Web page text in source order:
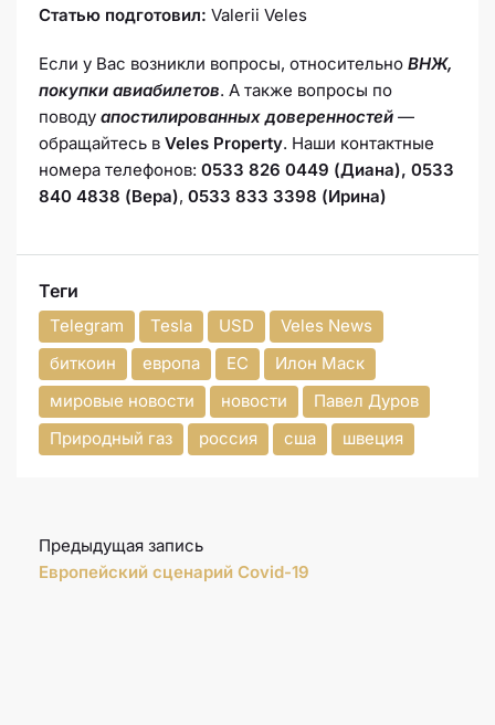
Статью подготовил: Valerii Veles
Если у Вас возникли вопросы, относительно ВНЖ,
покупки авиабилетов. А также вопросы по
поводу апостилированных доверенностей —
обращайтесь в Veles Property. Наши контактные
номера телефонов: 0533 826 0449 (Диана), 0533
840 4838 (Вера), 0533 833 3398 (Ирина)
Теги
Telegram Tesla USD
Veles News
биткоин
европа ЕС
Илон Маск
мировые новости
новости
Павел Дуров
Природный газ
россия сша швеция
Предыдущая запись
Европейский сценарий Covid-19